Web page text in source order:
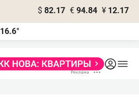
$ 82.17 € 94.84 ¥ 12.17
16.6°